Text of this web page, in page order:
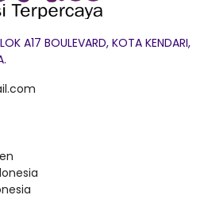
A17 BOULEVARD, KOTA KENDARI,